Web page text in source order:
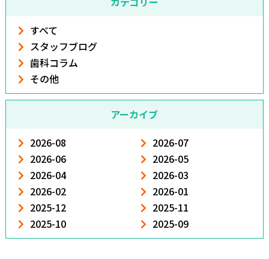
すべて
スタッフブログ
歯科コラム
その他
アーカイブ
2026-08
2026-07
2026-06
2026-05
2026-04
2026-03
2026-02
2026-01
2025-12
2025-11
2025-10
2025-09